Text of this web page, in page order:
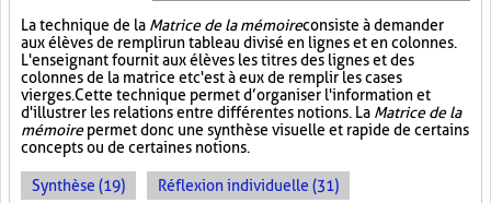
La technique de la Matrice de la mémoireconsiste à demander
aux élèves de remplir un tableau divisé en lignes et en colonnes.
L'enseignant fournit aux élèves les titres des lignes et des
colonnes de la matrice et c'est à eux de remplir les cases
vierges. Cette technique permet d’organiser l'information et
d'illustrer les relations entre différentes notions. La Matrice de la
mémoirepermet donc une synthèse visuelle et rapide de certains
concepts ou de certaines notions.
Synthèse (19) Réflexion individuelle (31)